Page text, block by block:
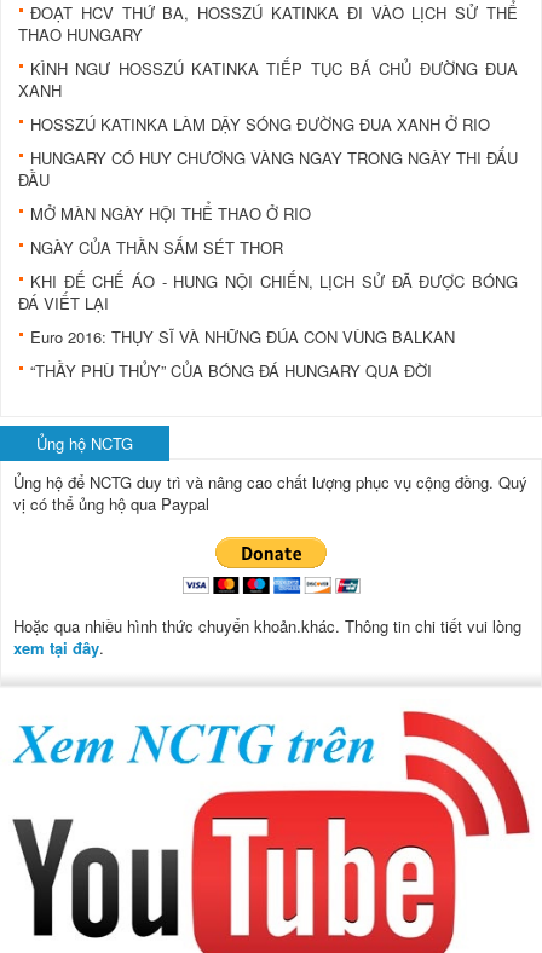
ĐOẠT HCV THỨ BA, HOSSZÚ KATINKA ĐI VÀO LỊCH SỬ THỂ
THAO HUNGARY
KÌNH NGƯ HOSSZÚ KATINKA TIẾP TỤC BÁ CHỦ ĐƯỜNG ĐUA
XANH
HOSSZÚ KATINKA LÀM DẬY SÓNG ĐƯỜNG ĐUA XANH Ở RIO
HUNGARY CÓ HUY CHƯƠNG VÀNG NGAY TRONG NGÀY THI ĐẤU
ĐẦU
MỞ MÀN NGÀY HỘI THỂ THAO Ở RIO
NGÀY CỦA THẦN SẤM SÉT THOR
KHI ĐẾ CHẾ ÁO - HUNG NỘI CHIẾN, LỊCH SỬ ĐÃ ĐƯỢC BÓNG
ĐÁ VIẾT LẠI
Euro 2016: THỤY SĨ VÀ NHỮNG ĐÚA CON VÙNG BALKAN
“THẦY PHÙ THỦY” CỦA BÓNG ĐÁ HUNGARY QUA ĐỜI
Ủng hộ NCTG
Ủng hộ để NCTG duy trì và nâng cao chất lượng phục vụ cộng đồng. Quý
vị có thể ủng hộ qua Paypal
Hoặc qua nhiều hình thức chuyển khoản.khác. Thông tin chi tiết vui lòng
xem tại đây.